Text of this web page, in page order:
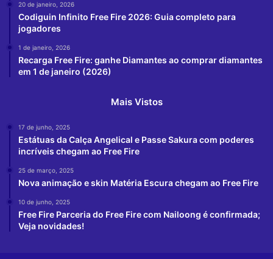
20 de janeiro, 2026
Codiguin Infinito Free Fire 2026: Guia completo para
jogadores
1 de janeiro, 2026
Recarga Free Fire: ganhe Diamantes ao comprar diamantes
em 1 de janeiro (2026)
Mais Vistos
17 de junho, 2025
Estátuas da Calça Angelical e Passe Sakura com poderes
incríveis chegam ao Free Fire
25 de março, 2025
Nova animação e skin Matéria Escura chegam ao Free Fire
10 de junho, 2025
Free Fire Parceria do Free Fire com Nailoong é confirmada;
Veja novidades!